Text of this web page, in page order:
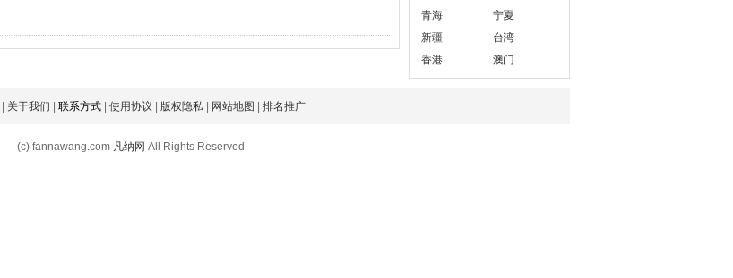
青海
宁夏
新疆
台湾
香港
澳门
关于我们 联系方式 使用协议 版权隐私 网站地图 排名推广
(c) fannawang.com 凡纳网 All Rights Reserved